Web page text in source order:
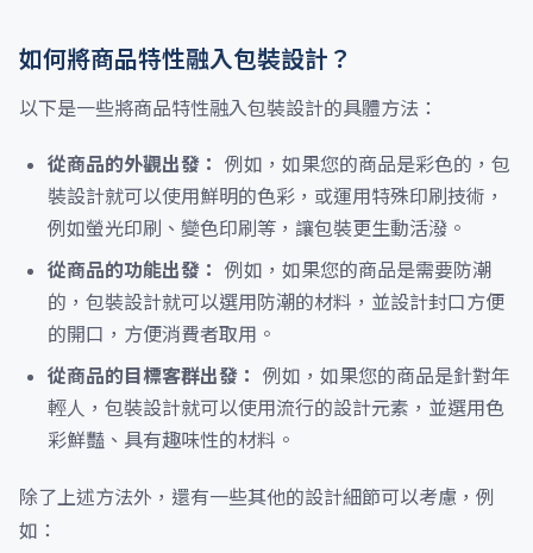
如何將商品特性融入包裝設計？
以下是一些將商品特性融入包裝設計的具體方法：
從商品的外觀出發： 例如，如果您的商品是彩色的，包
裝設計就可以使用鮮明的色彩，或運用特殊印刷技術，
例如螢光印刷、變色印刷等，讓包裝更生動活潑。
從商品的功能出發： 例如，如果您的商品是需要防潮
的，包裝設計就可以選用防潮的材料，並設計封口方便
的開口，方便消費者取用。
從商品的目標客群出發： 例如，如果您的商品是針對年
輕人，包裝設計就可以使用流行的設計元素，並選用色
彩鮮豔、具有趣味性的材料。
除了上述方法外，還有一些其他的設計細節可以考慮，例
如：